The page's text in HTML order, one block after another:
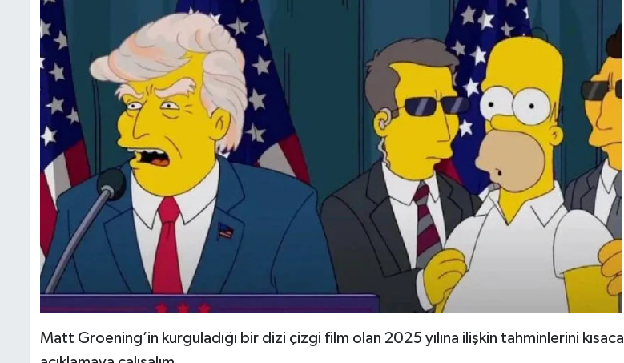
Matt Groening’in kurguladığı bir dizi çizgi film olan 2025 yılına ilişkin tahminlerini kısaca